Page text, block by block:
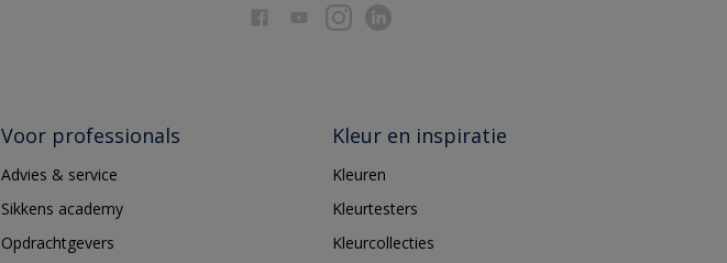
Voor professionals
Advies & service
Sikkens academy
Opdrachtgevers
Kleur en inspiratie
Kleuren
Kleurtesters
Kleurcollecties